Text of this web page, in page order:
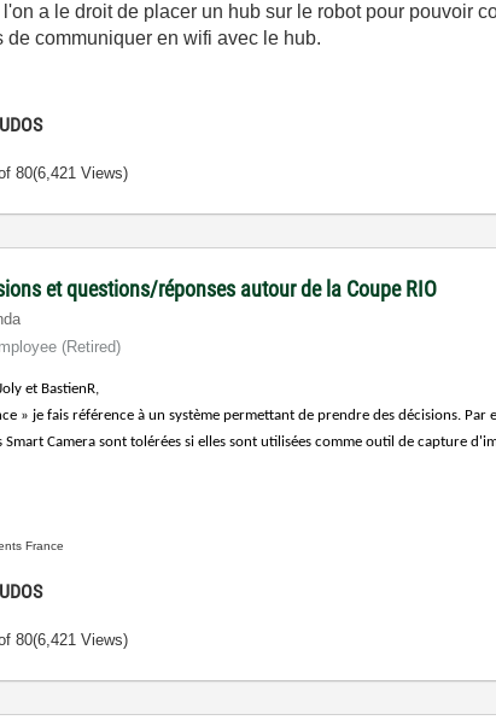
l'on a le droit de placer un hub sur le robot pour pouvoir
de communiquer en wifi avec le hub.
80(6,421 Views)
et questions/réponses autour de la Coupe RIO
(retired)
et BastienR,
» je fais référence à un système permettant de prendre des décisions.
Smart Camera sont tolérées si elles sont utilisées comme outil de capture
France
80(6,421 Views)